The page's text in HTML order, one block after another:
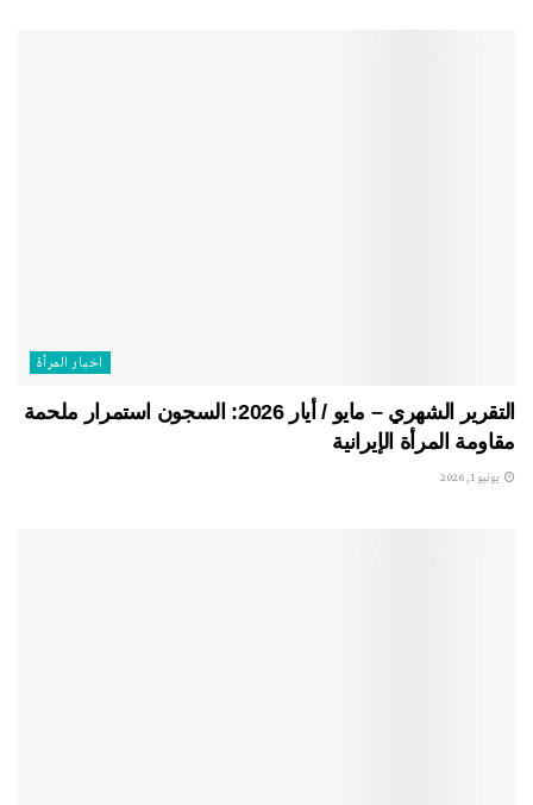
اخبار المرأة
التقرير الشهري – مايو / أيار 2026: السجون استمرار ملحمة
مقاومة المرأة الإيرانية
يونيو 1, 2026